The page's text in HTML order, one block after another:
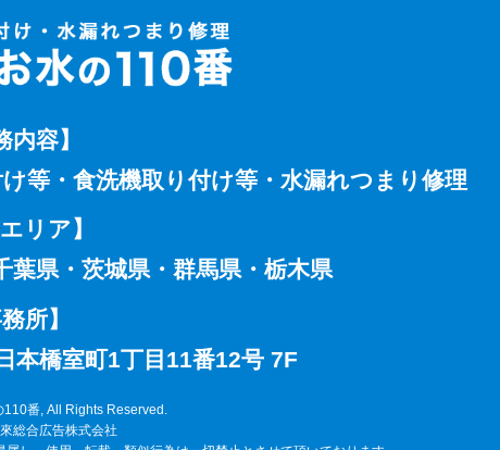
内容】
等・食洗機取り付け等・水漏れつまり修理
リア】
葉県・茨城県・群馬県・栃木県
所】
本橋室町1丁目11番12号 7F
番, All Rights Reserved.
総合広告株式会社